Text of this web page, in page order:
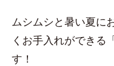
ムシムシと暑い夏に
くお手入れができる
す！